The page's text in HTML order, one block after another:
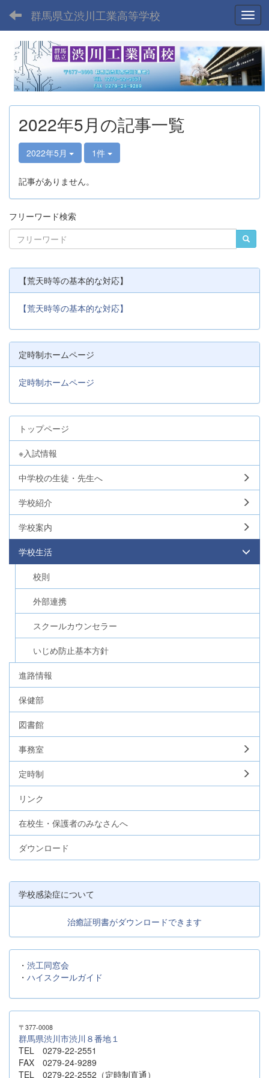
群馬県立渋川工業高等学校
2022年5月の記事一覧
2022年5月 1件
記事がありません。
フリーワード検索
【荒天時等の基本的な対応】
【荒天時等の基本的な対応】
定時制ホームページ
定時制ホームページ
トップページ
※入試情報
中学校の生徒・先生へ
学校紹介
学校案内
学校生活
校則
外部連携
スクールカウンセラー
いじめ防止基本方針
進路情報
保健部
図書館
事務室
定時制
リンク
在校生・保護者のみなさんへ
ダウンロード
学校感染症について
治癒証明書がダウンロードできます
・ 渋工同窓会
・ ハイスクールガイド
〒377-0008
群馬県渋川市渋川８番地１
TEL 0279-22-2551
FAX 0279-24-9289
TEL 0279-22-2552（定時制直通）